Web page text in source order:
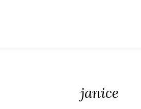
janice